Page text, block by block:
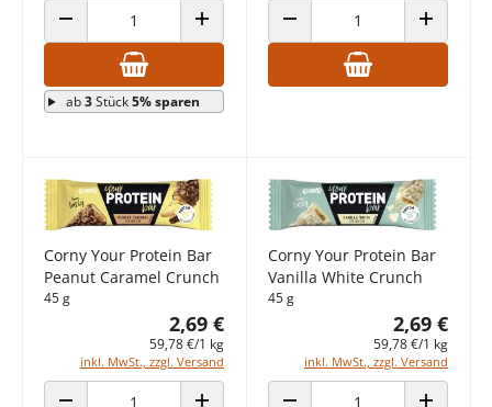
ANZAHL VERRINGERN ANZAHL ERHÖHEN
ab3Stück5% sparen
ANZAHL VERRINGERN ANZAHL
Corny Your Protein Bar
Peanut Caramel Crunch
45 g
2,69 €
59,78 €/1 kg
inkl. MwSt., zzgl. Versand
Corny Your Protein Bar
Vanilla White Crunch
45 g
2,69 €
59,78 €/1 kg
inkl. MwSt., zzgl. Versand